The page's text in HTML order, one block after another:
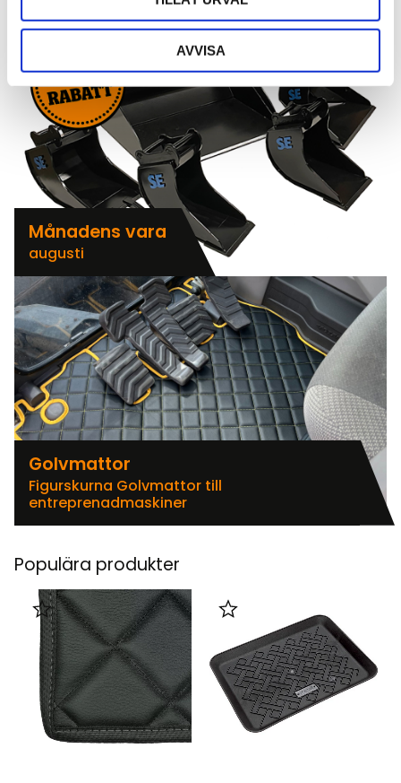
AVVISA
Månadens vara
augusti
Golvmattor
Figurskurna Golvmattor till
entreprenadmaskiner
Populära produkter
Lägg till i favoriter Lägg till i favoriter